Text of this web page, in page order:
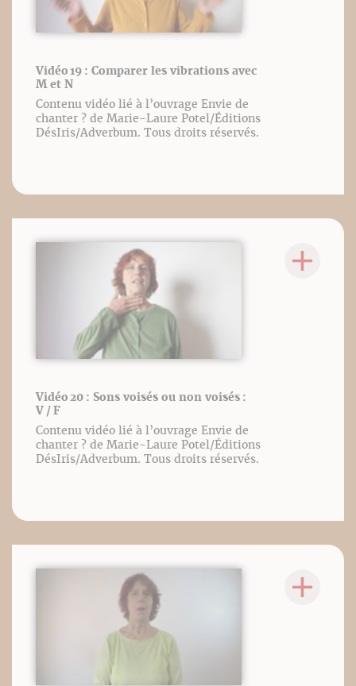
Vidéo 19 : Comparer les vibrations avec
M et N
Contenu vidéo lié à l’ouvrage Envie de
chanter ? de Marie-Laure Potel/Éditions
DésIris/Adverbum. Tous droits réservés.
Vidéo 20 : Sons voisés ou non voisés :
V / F
Contenu vidéo lié à l’ouvrage Envie de
chanter ? de Marie-Laure Potel/Éditions
DésIris/Adverbum. Tous droits réservés.